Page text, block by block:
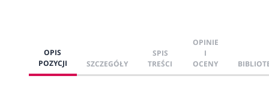
OPIS
POZYCJI
SZCZEGÓŁY
SPIS
TREŚCI
OPINIE
I
OCENY